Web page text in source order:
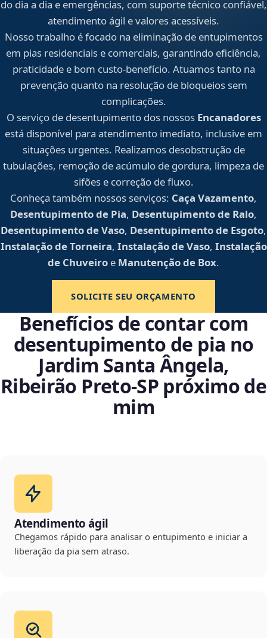
do dia a dia e emergências, com suporte técnico confiável,
atendimento ágil e valores acessíveis.
Nosso trabalho é focado na eliminação de entupimentos
em pias residenciais e comerciais, garantindo eficiência,
praticidade e bom custo-benefício. Atuamos tanto na
prevenção quanto na resolução de bloqueios sem
complicações.
O serviço de desentupimento dos nossos Encanadores
está disponível para atendimento imediato, inclusive em
situações urgentes. Realizamos desobstrução de
tubulações, remoção de acúmulo de gordura, limpeza de
sifões e correção de fluxo.
Conheça também nossos serviços: Caça Vazamento,
Desentupimento de Pia, Desentupimento de Ralo,
Desentupimento de Vaso, Desentupimento de Esgoto,
Instalação de Torneira, Instalação de Vaso, Instalação
de Chuveiro e Manutenção de Box.
SOLICITE SEU ORÇAMENTO
Benefícios de contar com
desentupimento de pia no
Jardim Santa Ângela,
Ribeirão Preto‑SP próximo de
mim
Atendimento ágil
Chegamos rápido para analisar o entupimento e iniciar a
liberação da pia sem atraso.